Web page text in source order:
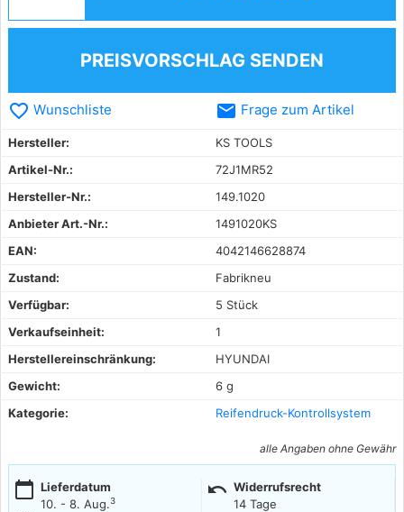
PREISVORSCHLAG SENDEN
favorite_border Wunschliste email Frage zum Artikel
Hersteller:
KS TOOLS
Artikel-Nr.:
72J1MR52
Hersteller-Nr.:
149.1020
Anbieter Art.-Nr.:
1491020KS
EAN:
4042146628874
Zustand:
Fabrikneu
Verfügbar:
5 Stück
Verkaufseinheit:
1
Herstellereinschränkung:
HYUNDAI
Gewicht:
6 g
Kategorie:
Reifendruck-Kontrollsystem
alle Angaben ohne Gewähr
calendar_today Lieferdatum
10. - 8. Aug.3
undo Widerrufsrecht
14 Tage